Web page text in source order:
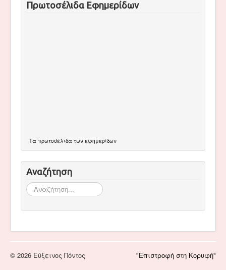
Πρωτοσέλιδα Εφημερίδων
Τα πρωτοσέλιδα των εφημερίδων
Αναζήτηση
Αναζήτηση...
"Επιστροφή στη Κορυφή"
© 2026 Εύξεινος Πόντος